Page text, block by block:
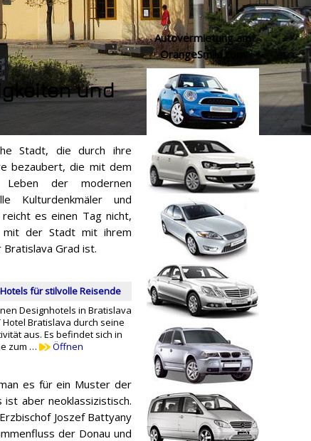
und
Stadt, die durch ihre
bezaubert, die mit dem
Leben der modernen
Kulturdenkmäler und
es einen Tag nicht,
mit der Stadt mit ihrem
Grad ist.
für stilvolle Reisende
Designhotels in Bratislava
Hotel Bratislava durch seine
aus. Es befindet sich in
zum …
Öffnen
es für ein Muster der
aber neoklassizistisch.
Joszef Battyany
der Donau und
Autovermietung am
OrangeSmile.com